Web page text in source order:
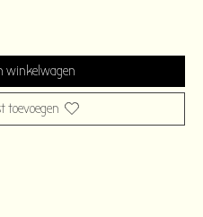
winkelwagen
toevoegen